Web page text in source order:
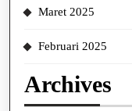
Maret 2025
Februari 2025
Archives